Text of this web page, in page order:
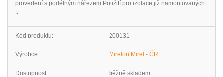
provedení s podélným nářezem Použití pro izolace již namontovaných
..
Kód produktu: 200131
Výrobce: Mirelon Mirel - ČR
Dostupnost: běžně skladem